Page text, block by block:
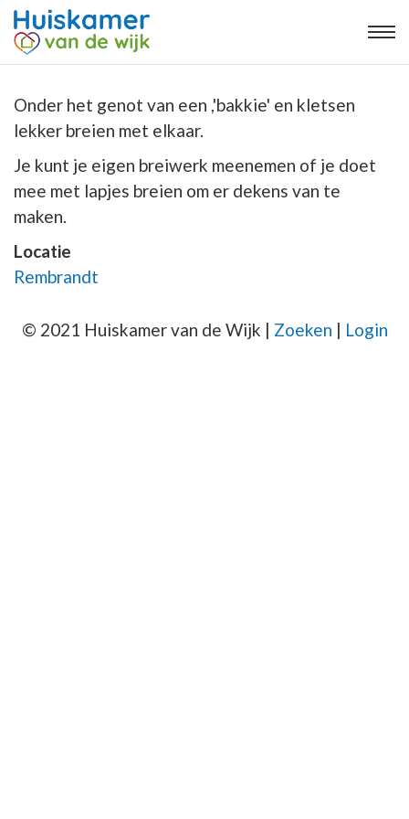
Onder het genot van een ,'bakkie' en kletsen
lekker breien met elkaar.
Je kunt je eigen breiwerk meenemen of je doet
mee met lapjes breien om er dekens van te
maken.
Locatie
Rembrandt
© 2021 Huiskamer van de Wijk | Zoeken | Login